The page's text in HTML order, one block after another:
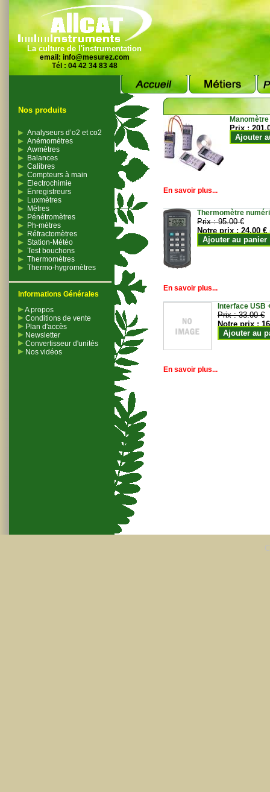
La culture de l'instrumentation
email: info@mesurez.com
Tél : 04 42 34 83 48
Nos produits
Analyseurs d’o2 et co2
Anémomètres
Awmètres
Balances
Calibres
Compteurs à main
Electrochimie
Enregistreurs
Luxmètres
Mètres
Pénétromètres
Ph-mètres
Réfractomètres
Station-Météo
Test bouchons
Thermomètres
Thermo-hygromètres
Informations Générales
A propos
Conditions de vente
Plan d'accès
Newsletter
Convertisseur d'unités
Nos vidéos
Prix :
Ajouter
En savoir plus...
Thermomètre
Prix :95.00 €
Notre prix :24.00 €
Ajouter au panier
En savoir plus...
Interface USB
Prix :33.00 €
Notre prix :
Ajouter au
En savoir plus...